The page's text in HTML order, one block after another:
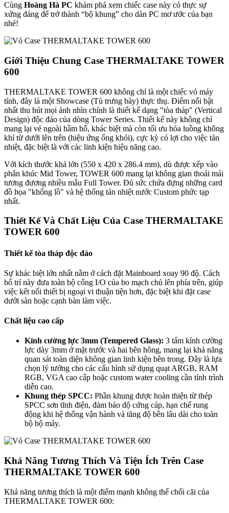
Cùng Hoàng Hà PC khám phá xem chiếc case này có thực sự
xứng đáng để trở thành “bộ khung” cho dàn PC mơ ước của bạn
nhé!
Giới Thiệu Chung Case THERMALTAKE TOWER
600
THERMALTAKE TOWER 600 không chỉ là một chiếc vỏ máy
tính, đây là một Showcase (Tủ trưng bày) thực thụ. Điểm nổi bật
nhất thu hút mọi ánh nhìn chính là thiết kế dạng "tòa tháp" (Vertical
Design) độc đáo của dòng Tower Series. Thiết kế này không chỉ
mang lại vẻ ngoài hầm hố, khác biệt mà còn tối ưu hóa luồng không
khí từ dưới lên trên (hiệu ứng ống khói), cực kỳ có lợi cho việc tản
nhiệt, đặc biệt là với các linh kiện hiệu năng cao.
Với kích thước khá lớn (550 x 420 x 286.4 mm), dù được xếp vào
phân khúc Mid Tower, TOWER 600 mang lại không gian thoải mái
tương đương nhiều mẫu Full Tower. Đủ sức chứa đựng những card
đồ họa "khổng lồ" và hệ thống tản nhiệt nước Custom phức tạp
nhất.
Thiết Kế Và Chất Liệu Của Case THERMALTAKE
TOWER 600
Thiết kế tòa tháp độc đáo
Sự khác biệt lớn nhất nằm ở cách đặt Mainboard xoay 90 độ. Cách
bố trí này đưa toàn bộ cổng I/O của bo mạch chủ lên phía trên, giúp
việc kết nối thiết bị ngoại vi thuận tiện hơn, đặc biệt khi đặt case
dưới sàn hoặc cạnh bàn làm việc.
Chất liệu cao cấp
Kính cường lực 3mm (Tempered Glass): 3 tấm kính cường
lực dày 3mm ở mặt trước và hai bên hông, mang lại khả năng
quan sát toàn diện không gian linh kiện bên trong. Đây là lựa
chọn lý tưởng cho các cấu hình sử dụng quạt ARGB, RAM
RGB, VGA cao cấp hoặc custom water cooling cần tính trình
diễn cao.
Khung thép SPCC: Phần khung được hoàn thiện từ thép
SPCC sơn tĩnh điện, đảm bảo độ cứng cáp, hạn chế rung
động khi hệ thống vận hành và tăng độ bền lâu dài cho toàn
bộ bộ máy.
Khả Năng Tương Thích Và Tiện Ích Trên Case
THERMALTAKE TOWER 600
Khả năng tương thích là một điểm mạnh không thể chối cãi của
THERMALTAKE TOWER 600: